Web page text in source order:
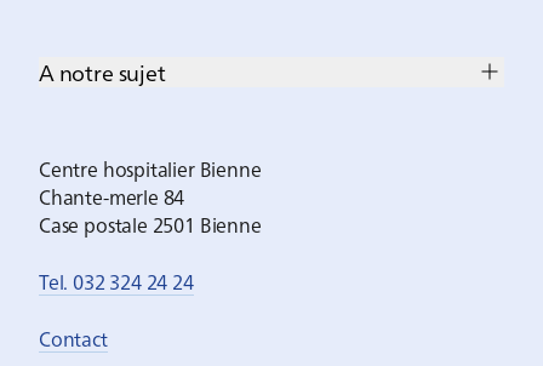
A notre sujet
Centre hospitalier Bienne
Chante-merle 84
Case postale 2501 Bienne
Tel. 032 324 24 24
Contact